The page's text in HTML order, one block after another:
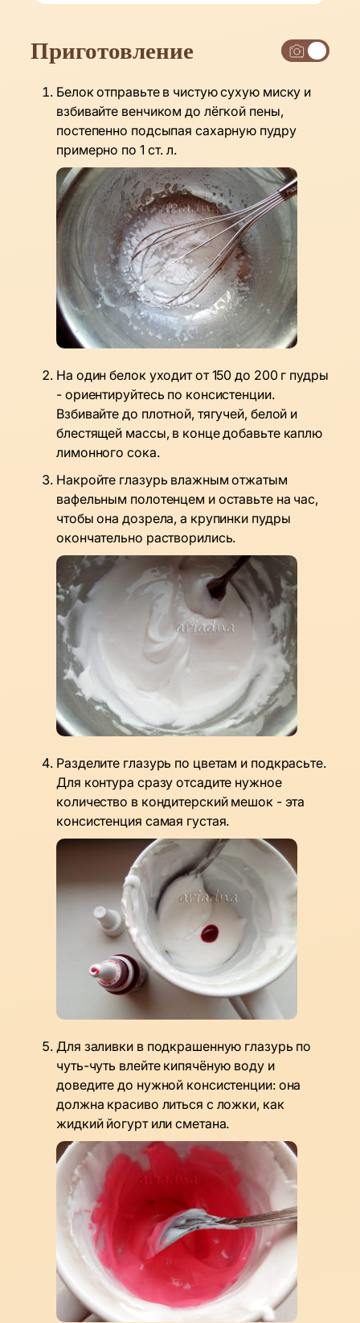
Приготовление
Белок отправьте в чистую сухую миску и
взбивайте венчиком до лёгкой пены,
постепенно подсыпая сахарную пудру
примерно по 1 ст. л.
На один белок уходит от 150 до 200 г пудры
- ориентируйтесь по консистенции.
Взбивайте до плотной, тягучей, белой и
блестящей массы, в конце добавьте каплю
лимонного сока.
Накройте глазурь влажным отжатым
вафельным полотенцем и оставьте на час,
чтобы она дозрела, а крупинки пудры
окончательно растворились.
Разделите глазурь по цветам и подкрасьте.
Для контура сразу отсадите нужное
количество в кондитерский мешок - эта
консистенция самая густая.
Для заливки в подкрашенную глазурь по
чуть-чуть влейте кипячёную воду и
доведите до нужной консистенции: она
должна красиво литься с ложки, как
жидкий йогурт или сметана.